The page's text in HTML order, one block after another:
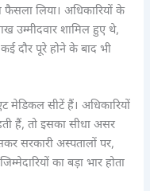
लिया। अधिकारियों के
उम्मीदवार शामिल हुए थे,
दौर पूरे होने के बाद भी
मेडिकल सीटें हैं। अधिकारियों
हैं, तो इसका सीधा असर
सरकारी अस्पतालों पर,
का बड़ा भार होता